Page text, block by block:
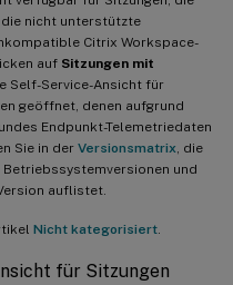
nicht unterstützte
Citrix Workspace-
auf Sitzungen mit
Self-Service-Ansicht für
geöffnet, denen aufgrund
Endpunkt-Telemetriedaten
Sie in der Versionsmatrix , die
und
auflistet.
Nicht kategorisiert
für Sitzungen